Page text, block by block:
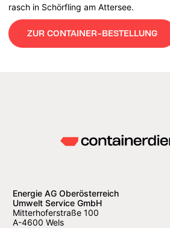
rasch in Schörfling am Attersee.
ZUR CONTAINER-BESTELLUNG
Energie AG Oberösterreich
Umwelt Service GmbH
Mitterhoferstraße 100
A-4600 Wels